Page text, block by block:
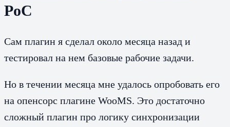
PoC
Сам плагин я сделал около месяца назад и
тестировал на нем базовые рабочие задачи.
Но в течении месяца мне удалось опробовать его
на опенсорс плагине WooMS. Это достаточно
сложный плагин про логику синхронизации